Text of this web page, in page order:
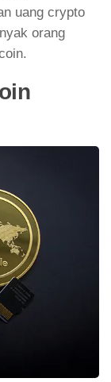
uang crypto
orang